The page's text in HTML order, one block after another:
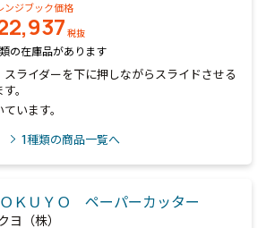
ンジブック価格
税抜
の在庫品があります
ライダーを下に押しながらスライドさせる
。
います。
1種類の商品一覧へ
ＫＵＹＯ ペーパーカッター
ヨ（株）